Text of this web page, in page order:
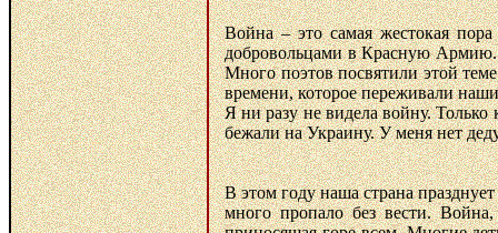
Война – это самая жестокая
добровольцами в Красную Армию.
Много поэтов посвятили этой
времени, которое переживали
Я ни разу не видела войну.
бежали на Украину. У меня нет
В этом году наша страна
много пропало без вести.